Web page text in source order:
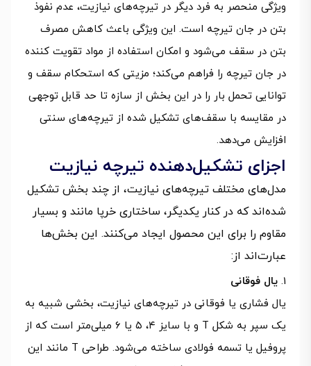
ویژگی منحصر به فرد دیگر در تیرچه‌های نیازیت، عدم نفوذ
بتن در جان تیرچه است. این ویژگی باعث کاهش مصرف
بتن در سقف می‌شود و امکان استفاده از مواد تقویت کننده
در جان تیرچه را فراهم می‌کند؛ مزیتی که استحکام سقف و
توانایی تحمل بار را در این بخش از سازه تا حد قابل توجهی
در مقایسه با سقف‌های تشکیل شده از تیرچه‌های سنتی
افزایش می‌دهد.
اجزای تشکیل‌دهنده تیرچه نیازیت
مدل‌های مختلف تیرچه‌های نیازیت، از چند بخش تشکیل
شده‌اند که در کنار یکدیگر، ساختاری خرپا مانند و بسیار
مقاوم را برای این محصول ایجاد می‌کنند. این بخش‌ها
عبارت‌اند از:
یال فوقانی
یال فشاری یا فوقانی در تیرچه‌های نیازیت، بخشی شبیه به
یک سپر به شکل T و با سایز ۴، ۵ یا ۶ میلی‌متر است که از
پروفیل یا تسمه فولادی ساخته می‌شود. طراحی T مانند این